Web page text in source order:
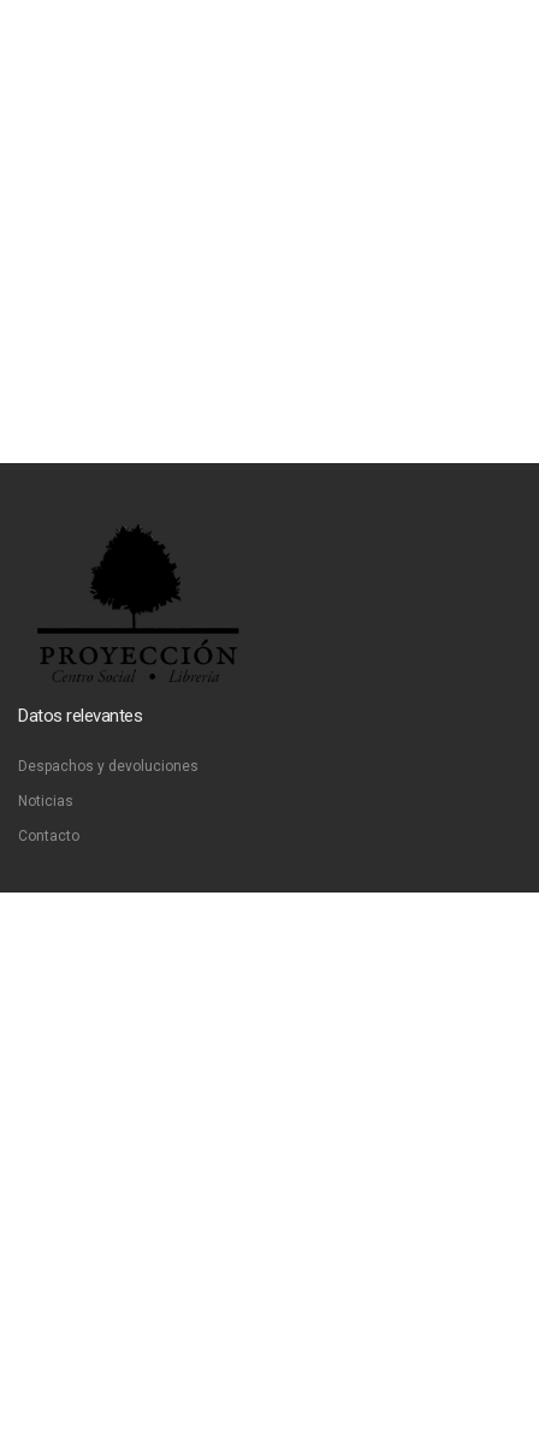
Datos relevantes
Despachos y devoluciones
Noticias
Contacto
Contáctanos